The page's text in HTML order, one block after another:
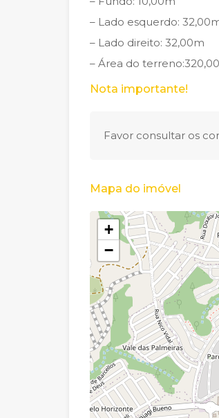
– Lado esquerdo:
– Lado direito: 32,00m
– Área do
Nota importante!
Favor consultar os
Mapa do imóvel
+
−